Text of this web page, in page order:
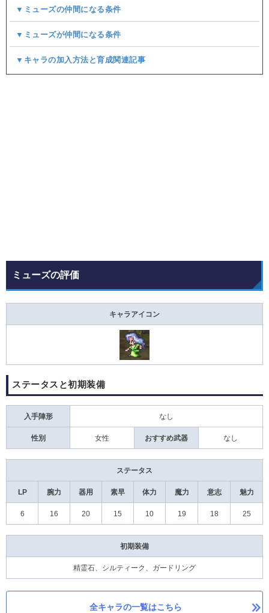
▼ミューズの仲間になる条件
▼ミューズが仲間になる条件
▼キャラの加入方法と育成関連記事
ミューズの評価
キャラアイコン
ステータスと初期装備
入手陣形 なし
性別 女性 おすすめ武器 なし
ステータス
LP 腕力 器用 素早 体力 魔力 意志 魅力
6 16 20 15 10 19 18 25
初期装備
精霊石、シルティーク、ガードリング
全キャラの一覧はこちら